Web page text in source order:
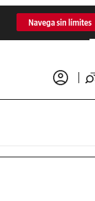
Navega sin límites